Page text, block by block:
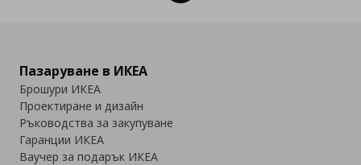
Пазаруване в ИКЕА
Брошури ИКЕА
Проектиране и дизайн
Ръководства за закупуване
Гаранции ИКЕА
Ваучер за подарък ИКЕА